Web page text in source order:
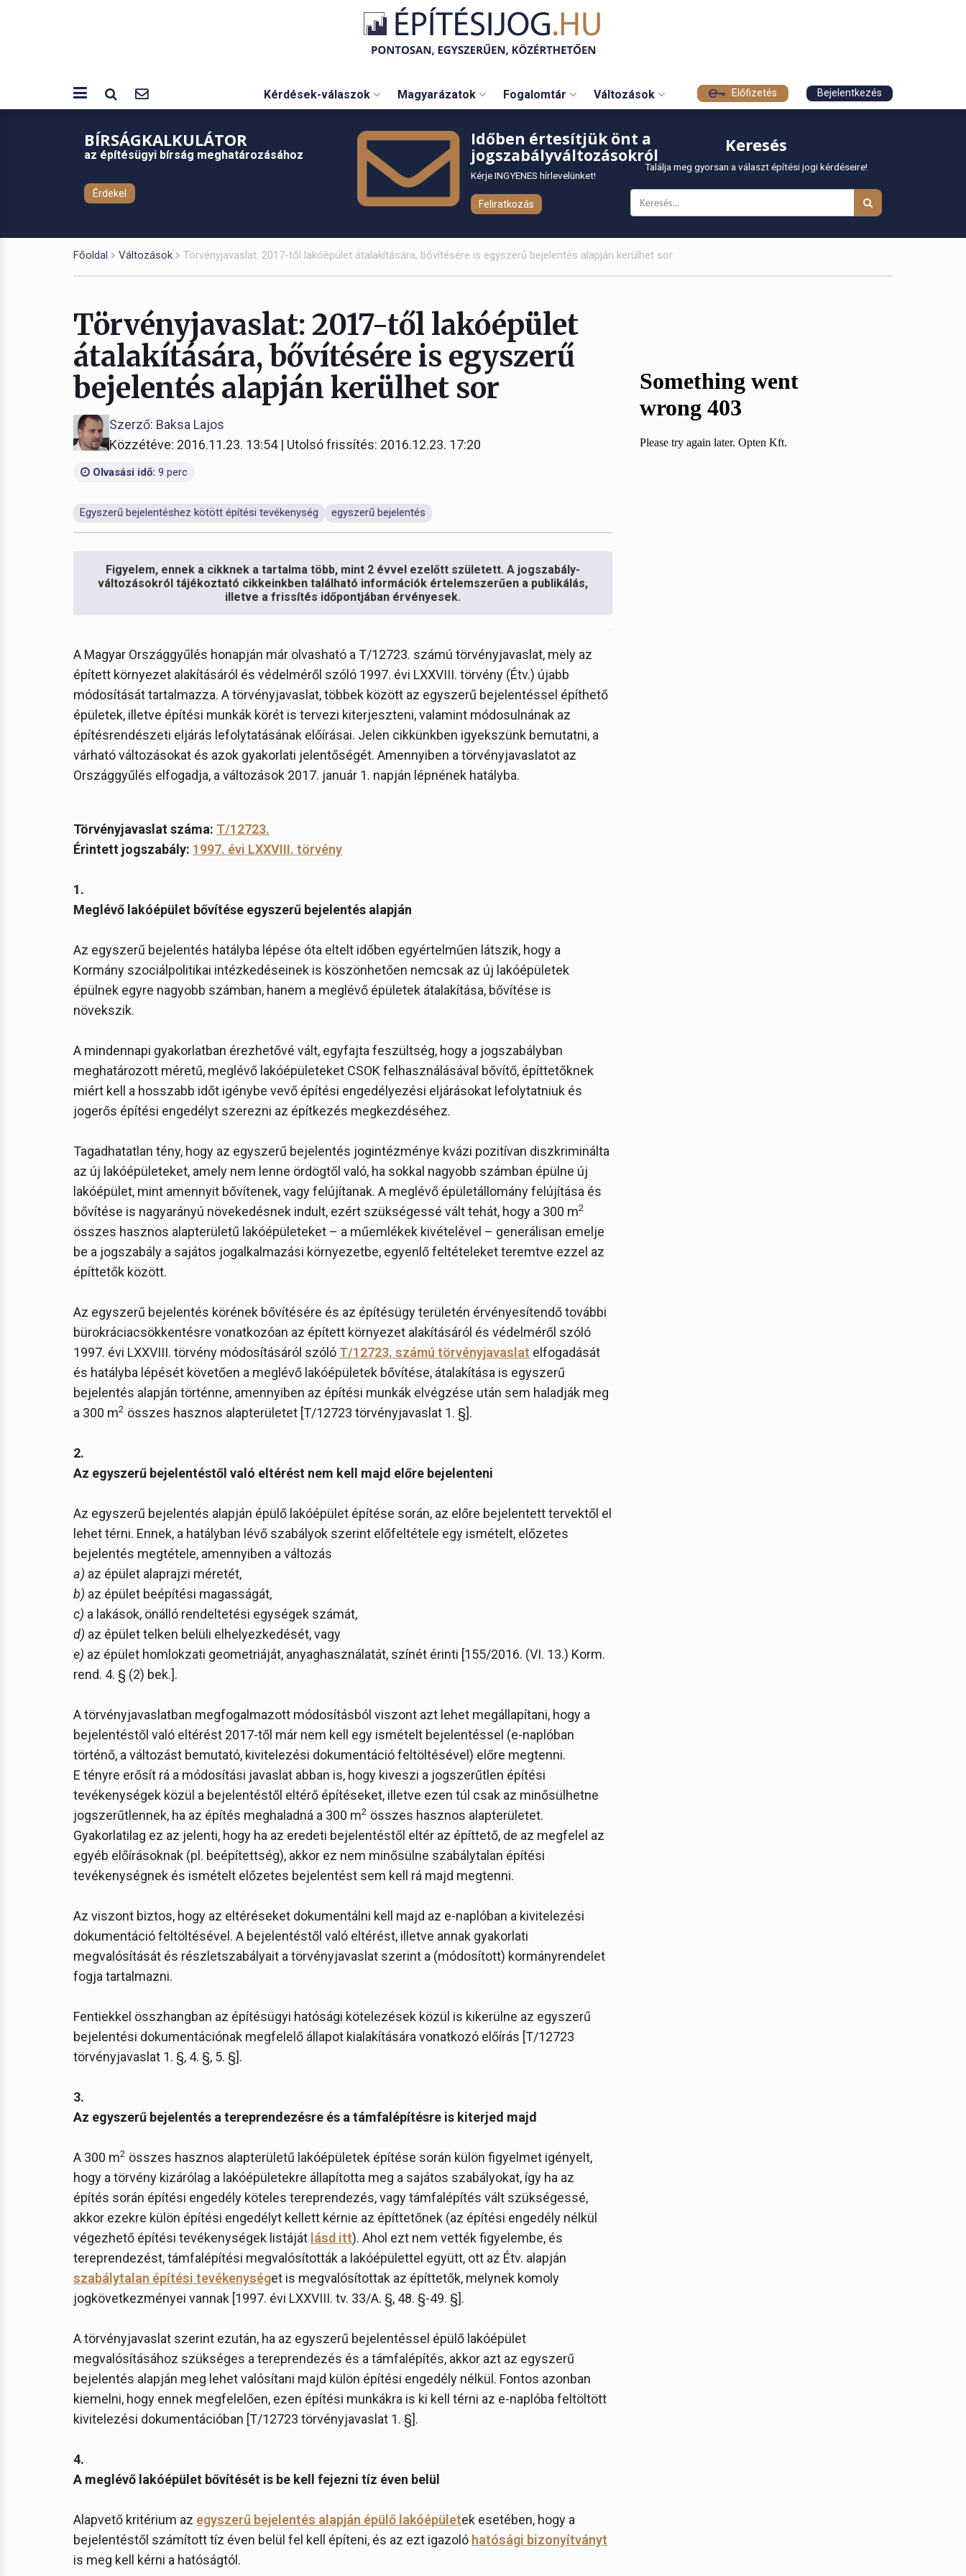
Kérdések-válaszok Magyarázatok Fogalomtár Változások Előfizetés Bejelentkezés
BÍRSÁGKALKULÁTOR
az építésügyi bírság meghatározásához
Érdekel
Időben értesítjük önt a
jogszabályváltozásokról
Kérje INGYENES hírlevelünket!
Feliratkozás
Keresés
Találja meg gyorsan a választ építési jogi kérdéseire!
Főoldal Változások Törvényjavaslat: 2017-től lakóépület átalakítására, bővítésére is egyszerű bejelentés alapján kerülhet sor
Törvényjavaslat: 2017-től lakóépület
átalakítására, bővítésére is egyszerű
bejelentés alapján kerülhet sor
Szerző: Baksa Lajos
Közzétéve: 2016.11.23. 13:54 | Utolsó frissítés: 2016.12.23. 17:20
Olvasási idő: 9 perc
Egyszerű bejelentéshez kötött építési tevékenység egyszerű bejelentés
Figyelem, ennek a cikknek a tartalma több, mint 2 évvel ezelőtt született. A jogszabály-
változásokról tájékoztató cikkeinkben található információk értelemszerűen a publikálás,
illetve a frissítés időpontjában érvényesek.
A Magyar Országgyűlés honapján már olvasható a T/12723. számú törvényjavaslat, mely az
épített környezet alakításáról és védelméről szóló 1997. évi LXXVIII. törvény (Étv.) újabb
módosítását tartalmazza. A törvényjavaslat, többek között az egyszerű bejelentéssel építhető
épületek, illetve építési munkák körét is tervezi kiterjeszteni, valamint módosulnának az
építésrendészeti eljárás lefolytatásának előírásai. Jelen cikkünkben igyekszünk bemutatni, a
várható változásokat és azok gyakorlati jelentőségét. Amennyiben a törvényjavaslatot az
Országgyűlés elfogadja, a változások 2017. január 1. napján lépnének hatályba.
Törvényjavaslat száma: T/12723.
Érintett jogszabály: 1997. évi LXXVIII. törvény
1.
Meglévő lakóépület bővítése egyszerű bejelentés alapján
Az egyszerű bejelentés hatályba lépése óta eltelt időben egyértelműen látszik, hogy a
Kormány szociálpolitikai intézkedéseinek is köszönhetően nemcsak az új lakóépületek
épülnek egyre nagyobb számban, hanem a meglévő épületek átalakítása, bővítése is
növekszik.
A mindennapi gyakorlatban érezhetővé vált, egyfajta feszültség, hogy a jogszabályban
meghatározott méretű, meglévő lakóépületeket CSOK felhasználásával bővítő, építtetőknek
miért kell a hosszabb időt igénybe vevő építési engedélyezési eljárásokat lefolytatniuk és
jogerős építési engedélyt szerezni az építkezés megkezdéséhez.
Tagadhatatlan tény, hogy az egyszerű bejelentés jogintézménye kvázi pozitívan diszkriminálta
az új lakóépületeket, amely nem lenne ördögtől való, ha sokkal nagyobb számban épülne új
lakóépület, mint amennyit bővítenek, vagy felújítanak. A meglévő épületállomány felújítása és
bővítése is nagyarányú növekedésnek indult, ezért szükségessé vált tehát, hogy a 300 m2
összes hasznos alapterületű lakóépületeket – a műemlékek kivételével – generálisan emelje
be a jogszabály a sajátos jogalkalmazási környezetbe, egyenlő feltételeket teremtve ezzel az
építtetők között.
Az egyszerű bejelentés körének bővítésére és az építésügy területén érvényesítendő további
bürokráciacsökkentésre vonatkozóan az épített környezet alakításáról és védelméről szóló
1997. évi LXXVIII. törvény módosításáról szóló T/12723. számú törvényjavaslat elfogadását
és hatályba lépését követően a meglévő lakóépületek bővítése, átalakítása is egyszerű
bejelentés alapján történne, amennyiben az építési munkák elvégzése után sem haladják meg
a 300 m2 összes hasznos alapterületet [T/12723 törvényjavaslat 1. §].
2.
Az egyszerű bejelentéstől való eltérést nem kell majd előre bejelenteni
Az egyszerű bejelentés alapján épülő lakóépület építése során, az előre bejelentett tervektől el
lehet térni. Ennek, a hatályban lévő szabályok szerint előfeltétele egy ismételt, előzetes
bejelentés megtétele, amennyiben a változás
a) az épület alaprajzi méretét,
b) az épület beépítési magasságát,
c) a lakások, önálló rendeltetési egységek számát,
d) az épület telken belüli elhelyezkedését, vagy
e) az épület homlokzati geometriáját, anyaghasználatát, színét érinti [155/2016. (VI. 13.) Korm.
rend. 4. § (2) bek.].
A törvényjavaslatban megfogalmazott módosításból viszont azt lehet megállapítani, hogy a
bejelentéstől való eltérést 2017-től már nem kell egy ismételt bejelentéssel (e-naplóban
történő, a változást bemutató, kivitelezési dokumentáció feltöltésével) előre megtenni.
E tényre erősít rá a módosítási javaslat abban is, hogy kiveszi a jogszerűtlen építési
tevékenységek közül a bejelentéstől eltérő építéseket, illetve ezen túl csak az minősülhetne
jogszerűtlennek, ha az építés meghaladná a 300 m2 összes hasznos alapterületet.
Gyakorlatilag ez az jelenti, hogy ha az eredeti bejelentéstől eltér az építtető, de az megfelel az
egyéb előírásoknak (pl. beépítettség), akkor ez nem minősülne szabálytalan építési
tevékenységnek és ismételt előzetes bejelentést sem kell rá majd megtenni.
Az viszont biztos, hogy az eltéréseket dokumentálni kell majd az e-naplóban a kivitelezési
dokumentáció feltöltésével. A bejelentéstől való eltérést, illetve annak gyakorlati
megvalósítását és részletszabályait a törvényjavaslat szerint a (módosított) kormányrendelet
fogja tartalmazni.
Fentiekkel összhangban az építésügyi hatósági kötelezések közül is kikerülne az egyszerű
bejelentési dokumentációnak megfelelő állapot kialakítására vonatkozó előírás [T/12723
törvényjavaslat 1. §, 4. §, 5. §].
3.
Az egyszerű bejelentés a tereprendezésre és a támfalépítésre is kiterjed majd
A 300 m2 összes hasznos alapterületű lakóépületek építése során külön figyelmet igényelt,
hogy a törvény kizárólag a lakóépületekre állapította meg a sajátos szabályokat, így ha az
építés során építési engedély köteles tereprendezés, vagy támfalépítés vált szükségessé,
akkor ezekre külön építési engedélyt kellett kérnie az építtetőnek (az építési engedély nélkül
végezhető építési tevékenységek listáját lásd itt). Ahol ezt nem vették figyelembe, és
tereprendezést, támfalépítési megvalósították a lakóépülettel együtt, ott az Étv. alapján
szabálytalan építési tevékenységet is megvalósítottak az építtetők, melynek komoly
jogkövetkezményei vannak [1997. évi LXXVIII. tv. 33/A. §, 48. §-49. §].
A törvényjavaslat szerint ezután, ha az egyszerű bejelentéssel épülő lakóépület
megvalósításához szükséges a tereprendezés és a támfalépítés, akkor azt az egyszerű
bejelentés alapján meg lehet valósítani majd külön építési engedély nélkül. Fontos azonban
kiemelni, hogy ennek megfelelően, ezen építési munkákra is ki kell térni az e-naplóba feltöltött
kivitelezési dokumentációban [T/12723 törvényjavaslat 1. §].
4.
A meglévő lakóépület bővítését is be kell fejezni tíz éven belül
Alapvető kritérium az egyszerű bejelentés alapján épülő lakóépületek esetében, hogy a
bejelentéstől számított tíz éven belül fel kell építeni, és az ezt igazoló hatósági bizonyítványt
is meg kell kérni a hatóságtól.